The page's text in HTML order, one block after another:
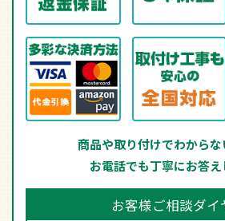
商品や取り付けでわからな
お電話でも丁寧にお答え
お客様ご相談ダイ